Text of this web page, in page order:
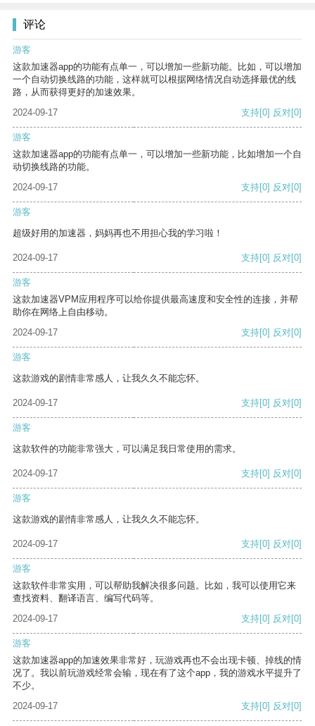
评论
游客
这款加速器app的功能有点单一，可以增加一些新功能。比如，可以增加
一个自动切换线路的功能，这样就可以根据网络情况自动选择最优的线
路，从而获得更好的加速效果。
2024-09-17
支持[0] 反对[0]
游客
这款加速器app的功能有点单一，可以增加一些新功能，比如增加一个自
动切换线路的功能。
2024-09-17
支持[0] 反对[0]
游客
超级好用的加速器，妈妈再也不用担心我的学习啦！
2024-09-17 支持[0] 反对[0]
游客
这款加速器VPM应用程序可以给你提供最高速度和安全性的连接，并帮
助你在网络上自由移动。
2024-09-17
支持[0] 反对[0]
游客
这款游戏的剧情非常感人，让我久久不能忘怀。
2024-09-17 支持[0] 反对[0]
游客
这款软件的功能非常强大，可以满足我日常使用的需求。
2024-09-17 支持[0] 反对[0]
游客
这款游戏的剧情非常感人，让我久久不能忘怀。
2024-09-17 支持[0] 反对[0]
游客
这款软件非常实用，可以帮助我解决很多问题。比如，我可以使用它来
查找资料、翻译语言、编写代码等。
2024-09-17
支持[0] 反对[0]
游客
这款加速器app的加速效果非常好，玩游戏再也不会出现卡顿、掉线的情
况了。我以前玩游戏经常会输，现在有了这个app，我的游戏水平提升了
不少。
2024-09-17
支持[0] 反对[0]